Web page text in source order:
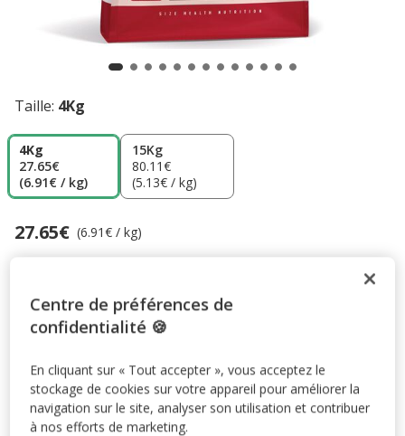
Taille: 4Kg
4Kg
27.65€
(6.91€ / kg)
15Kg
80.11€
(5.13€ / kg)
-10% sur votre première commande* avec votre Carte
cours.
Voir conditions
Code: WELCOME10 Copier
Prix 27.65€, 6.91 EUR par kg
27.65€ (6.91€ / kg)
Centre de préférences de
confidentialité 🍪
En cliquant sur « Tout accepter », vous acceptez le
stockage de cookies sur votre appareil pour améliorer la
navigation sur le site, analyser son utilisation et contribuer
à nos efforts de marketing.